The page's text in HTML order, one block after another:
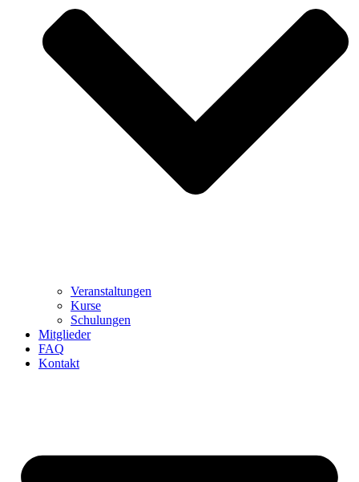
Veranstaltungen
Kurse
Schulungen
Mitglieder
FAQ
Kontakt